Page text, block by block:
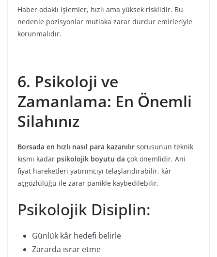
Haber odaklı işlemler, hızlı ama yüksek risklidir. Bu
nedenle pozisyonlar mutlaka zarar durdur emirleriyle
korunmalıdır.
6. Psikoloji ve
Zamanlama: En Önemli
Silahınız
Borsada en hızlı nasıl para kazanılır sorusunun teknik
kısmı kadar psikolojik boyutu da çok önemlidir. Ani
fiyat hareketleri yatırımcıyı telaşlandırabilir, kâr
açgözlülüğü ile zarar panikle kaybedilebilir.
Psikolojik Disiplin:
Günlük kâr hedefi belirle
Zararda ısrar etme